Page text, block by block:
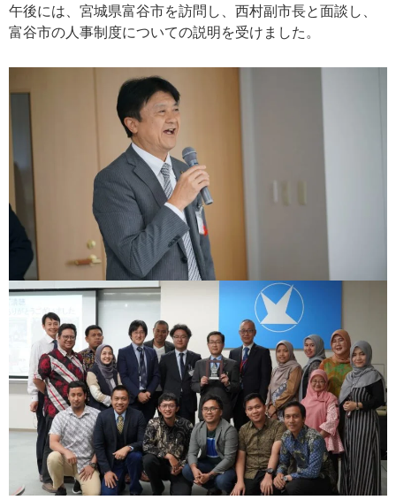
午後には、宮城県富谷市を訪問し、西村副市長と面談し、
富谷市の人事制度についての説明を受けました。